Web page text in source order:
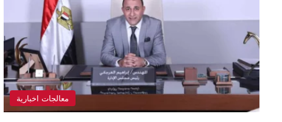
معالجات اخبارية